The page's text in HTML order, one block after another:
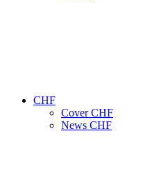
CHF
Cover CHF
News CHF